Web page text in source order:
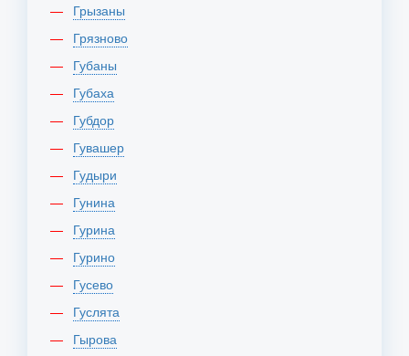
Грызаны
Грязново
Губаны
Губаха
Губдор
Гувашер
Гудыри
Гунина
Гурина
Гурино
Гусево
Гуслята
Гырова